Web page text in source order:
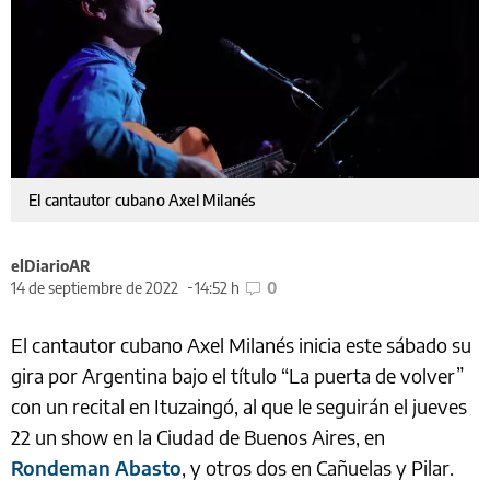
El cantautor cubano Axel Milanés
elDiarioAR
14 de septiembre de 2022
14:52 h 0
El cantautor cubano Axel Milanés inicia este sábado su
gira por Argentina bajo el título “La puerta de volver”
con un recital en Ituzaingó, al que le seguirán el jueves
22 un show en la Ciudad de Buenos Aires, en
Rondeman Abasto, y otros dos en Cañuelas y Pilar.